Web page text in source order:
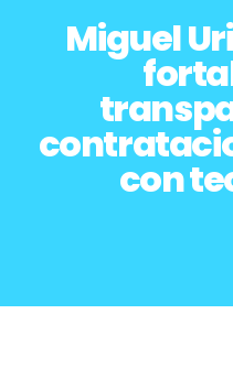
Miguel
con